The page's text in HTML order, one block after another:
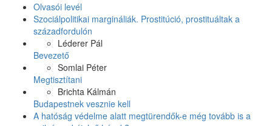
Olvasói levél
Szociálpolitikai margináliák. Prostitúció, prostituáltak a
századfordulón
Léderer Pál
Bevezető
Somlai Péter
Megtisztítani
Brichta Kálmán
Budapestnek vesznie kell
A hatóság védelme alatt megtürendők-e még tovább is a